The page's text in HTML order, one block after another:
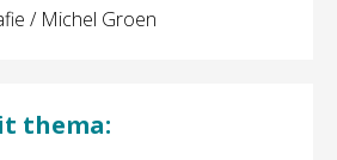
/ Michel Groen
thema: